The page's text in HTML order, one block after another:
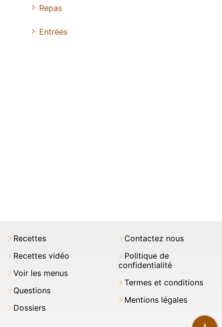
Repas
Entrées
Recettes
Recettes vidéo
Voir les menus
Questions
Dossiers
Contactez nous
Politique de
confidentialité
Termes et conditions
Mentions légales